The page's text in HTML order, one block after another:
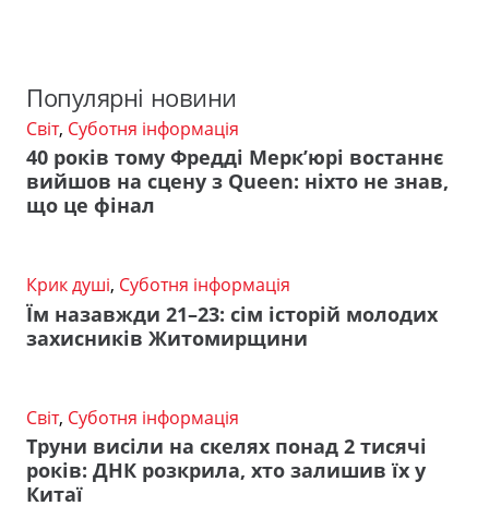
Популярні новини
Світ, Суботня інформація
40 років тому Фредді Мерк’юрі востаннє
вийшов на сцену з Queen: ніхто не знав,
що це фінал
Крик душі, Суботня інформація
Їм назавжди 21–23: сім історій молодих
захисників Житомирщини
Світ, Суботня інформація
Труни висіли на скелях понад 2 тисячі
років: ДНК розкрила, хто залишив їх у
Китаї